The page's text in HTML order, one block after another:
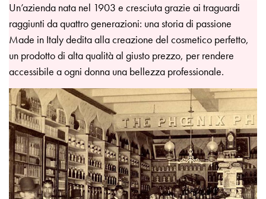
Un’azienda nata nel 1903 e cresciuta grazie ai traguardi
raggiunti da quattro generazioni: una storia di passione
Made in Italy dedita alla creazione del cosmetico perfetto,
un prodotto di alta qualità al giusto prezzo, per rendere
accessibile a ogni donna una bellezza professionale.